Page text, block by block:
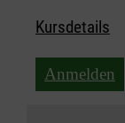
Kursdetails
Anmelden